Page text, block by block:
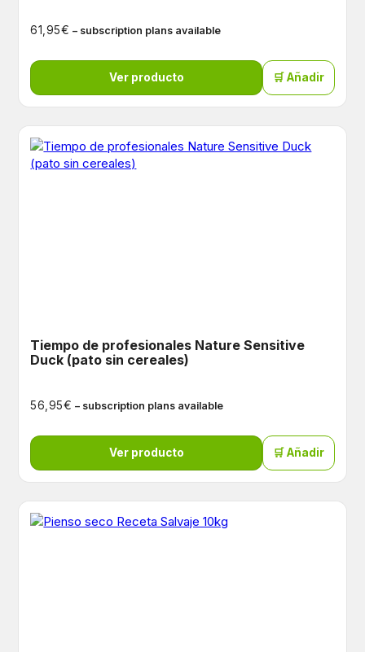
61,95€ – subscription plans available
Ver producto 🛒 Añadir
Tiempo de profesionales Nature Sensitive
Duck (pato sin cereales)
56,95€ – subscription plans available
Ver producto 🛒 Añadir